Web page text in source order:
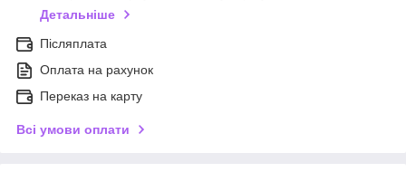
Детальніше
Післяплата
Оплата на рахунок
Переказ на карту
Всі умови оплати